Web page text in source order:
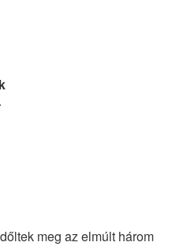
meg az elmúlt három